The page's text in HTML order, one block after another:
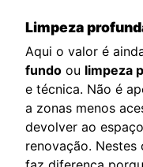
Limpeza
Aqui o valor é
fundo ou limpeza
e técnica. Não é
a zonas menos
devolver ao
renovação. Nestes